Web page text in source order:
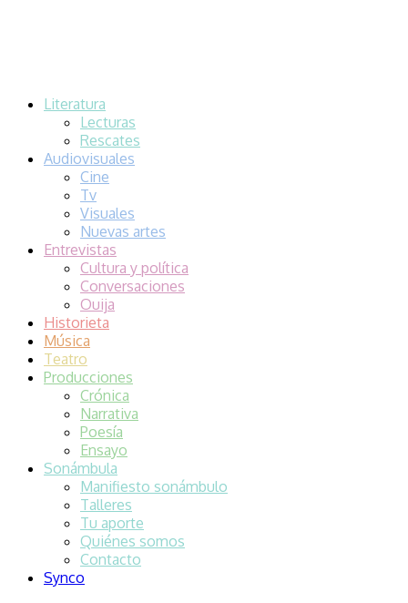
Literatura
Lecturas
Rescates
Audiovisuales
Cine
Tv
Visuales
Nuevas artes
Entrevistas
Cultura y política
Conversaciones
Ouija
Historieta
Música
Teatro
Producciones
Crónica
Narrativa
Poesía
Ensayo
Sonámbula
Manifiesto sonámbulo
Talleres
Tu aporte
Quiénes somos
Contacto
Synco